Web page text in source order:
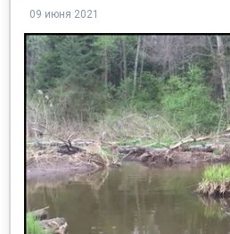
09 июня 2021